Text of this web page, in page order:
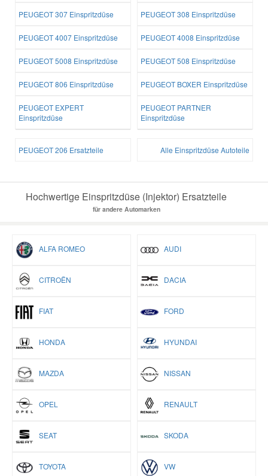
PEUGEOT 307 Einspritzdüse PEUGEOT 308 Einspritzdüse
PEUGEOT 4007 Einspritzdüse PEUGEOT 4008 Einspritzdüse
PEUGEOT 5008 Einspritzdüse PEUGEOT 508 Einspritzdüse
PEUGEOT 806 Einspritzdüse PEUGEOT BOXER Einspritzdüse
PEUGEOT EXPERT
Einspritzdüse
PEUGEOT PARTNER
Einspritzdüse
PEUGEOT 206 Ersatzteile Alle Einspritzdüse Autoteile
Hochwertige Einspritzdüse (Injektor) Ersatzteile
für andere Automarken
ALFA ROMEO AUDI
CITROËN DACIA
FIAT FORD
HONDA HYUNDAI
MAZDA NISSAN
OPEL RENAULT
SEAT SKODA
TOYOTA VW